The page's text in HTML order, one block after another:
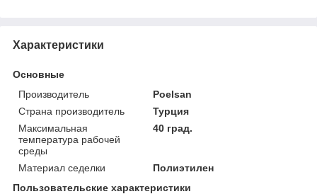
Характеристики
Основные
Производитель
Poelsan
Страна производитель
Турция
Максимальная
температура рабочей
среды
40 град.
Материал седелки
Полиэтилен
Пользовательские характеристики